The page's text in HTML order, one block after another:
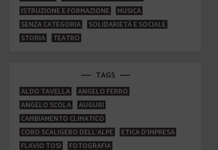
ISTRUZIONE E FORMAZIONE
MUSICA
SENZA CATEGORIA
SOLIDARIETÀ E SOCIALE
STORIA
TEATRO
TAGS
ALDO TAVELLA
ANGELO FERRO
ANGELO SCOLA
AUGURI
CAMBIAMENTO CLIMATICO
CORO SCALIGERO DELL'ALPE
ETICA D'IMPRESA
FLAVIO TOSI
FOTOGRAFIA